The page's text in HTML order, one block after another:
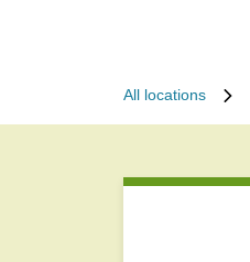
All locations